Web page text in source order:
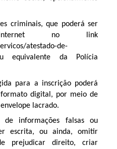
criminais, que poderá ser
no link
atestado-de-
equivalente da Polícia
para a inscrição poderá
digital, por meio de
lacrado.
de informações falsas ou
escrita, ou ainda, omitir
prejudicar direito, criar